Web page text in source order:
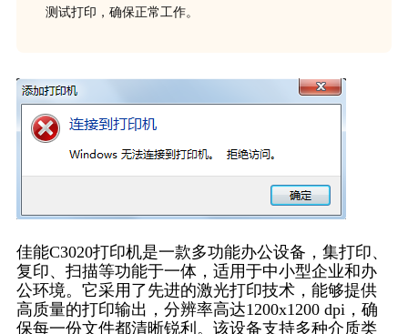
测试打印，确保正常工作。
佳能C3020打印机是一款多功能办公设备，集打印、
复印、扫描等功能于一体，适用于中小型企业和办
公环境。它采用了先进的激光打印技术，能够提供
高质量的打印输出，分辨率高达1200x1200 dpi，确
保每一份文件都清晰锐利。该设备支持多种介质类